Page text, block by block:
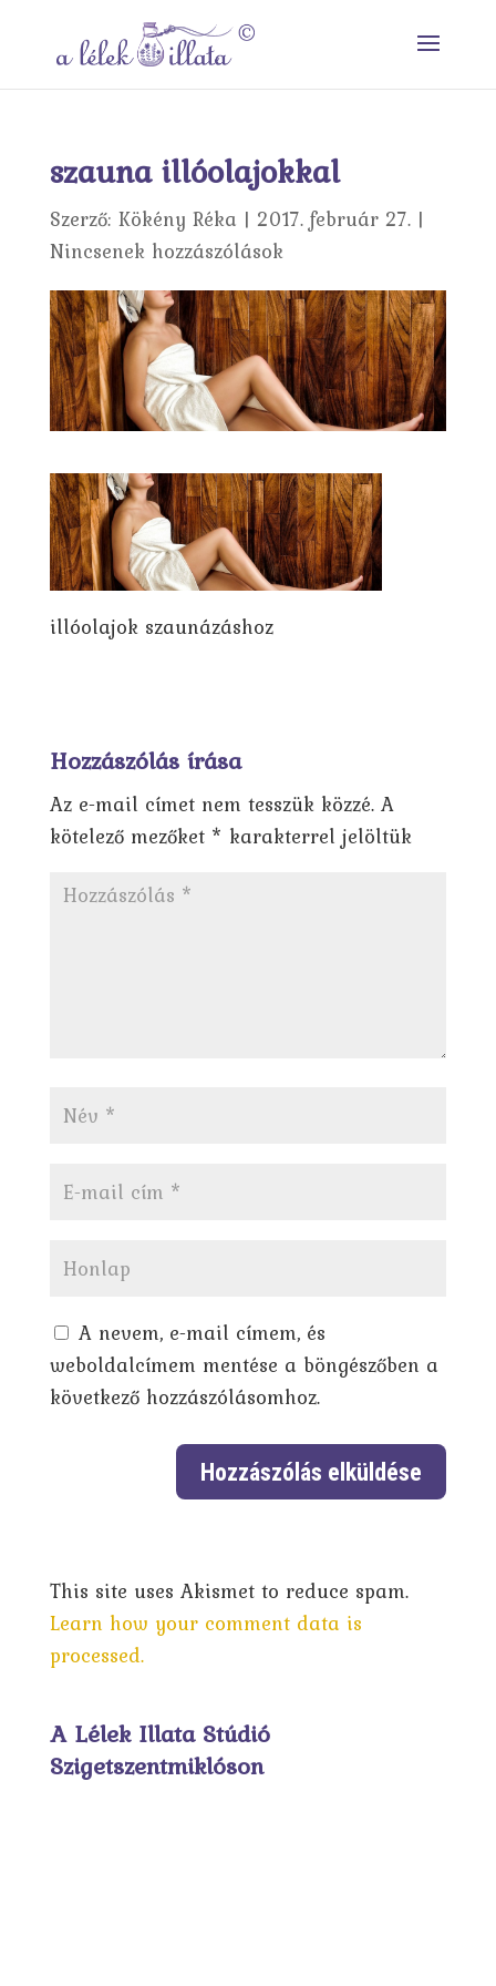
szauna illóolajokkal
Szerző: Kökény Réka | 2017. február 27.|
Nincsenek hozzászólások
illóolajok szaunázáshoz
Hozzászólás írása
Az e-mail címet nem tesszük közzé. A
kötelező mezőket * karakterrel jelöltük
A nevem, e-mail címem, és
weboldalcímem mentése a böngészőben a
következő hozzászólásomhoz.
This site uses Akismet to reduce spam.
Learn how your comment data is
processed.
A Lélek Illata Stúdió
Szigetszentmiklóson